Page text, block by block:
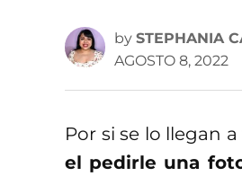
by STEPHANIA
AGOSTO 8, 2022
Por si se lo llegan
el pedirle una